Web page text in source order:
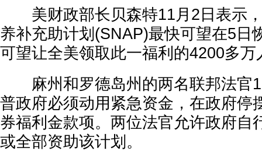
美财政部长贝森特11月2日表示，
养补充助计划(SNAP)最快可望在5日
可望让全美领取此一福利的4200多万
麻州和罗德岛州的两名联邦法官
普政府必须动用紧急资金，在政府停
券福利金款项。两位法官允许政府自
或全部资助该计划。